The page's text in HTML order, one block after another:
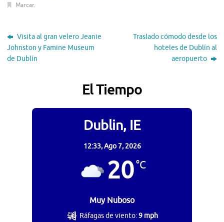
Marcar.
Visita al gran velero Jeanie
Johnston y Famine Museum
de Dublín
Traslado cómodo desde los
hoteles de Dublín al
aeropuerto
El Tiempo
Dublin, IE
12:33,Ago 7, 2026
20°C
Muy Nuboso
Ráfagas de viento:9 mph